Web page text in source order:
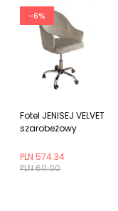
-6%
PLN 611.00
PLN 574.34
Fotel JENISEJ VELVET
szarobeżowy